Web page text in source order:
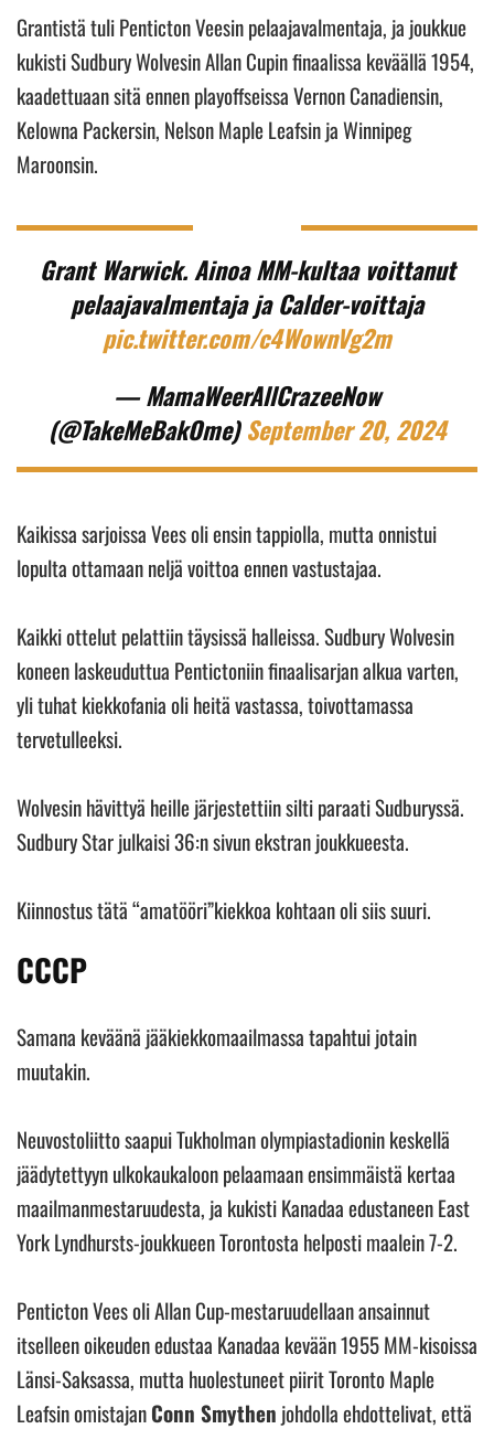
Grantistä tuli Penticton Veesin pelaajavalmentaja, ja joukkue
kukisti Sudbury Wolvesin Allan Cupin finaalissa keväällä 1954,
kaadettuaan sitä ennen playoffseissa Vernon Canadiensin,
Kelowna Packersin, Nelson Maple Leafsin ja Winnipeg
Maroonsin.
Grant Warwick. Ainoa MM-kultaa voittanut
pelaajavalmentaja ja Calder-voittaja
pic.twitter.com/c4WownVg2m
— MamaWeerAllCrazeeNow
(@TakeMeBakOme)September 20, 2024
Kaikissa sarjoissa Vees oli ensin tappiolla, mutta onnistui
lopulta ottamaan neljä voittoa ennen vastustajaa.
Kaikki ottelut pelattiin täysissä halleissa. Sudbury Wolvesin
koneen laskeuduttua Pentictoniin finaalisarjan alkua varten,
yli tuhat kiekkofania oli heitä vastassa, toivottamassa
tervetulleeksi.
Wolvesin hävittyä heille järjestettiin silti paraati Sudburyssä.
Sudbury Star julkaisi 36:n sivun ekstran joukkueesta.
Kiinnostus tätä “amatööri”kiekkoa kohtaan oli siis suuri.
CCCP
Samana keväänä jääkiekkomaailmassa tapahtui jotain
muutakin.
Neuvostoliitto saapui Tukholman olympiastadionin keskellä
jäädytettyyn ulkokaukaloon pelaamaan ensimmäistä kertaa
maailmanmestaruudesta, ja kukisti Kanadaa edustaneen East
York Lyndhursts-joukkueen Torontosta helposti maalein 7-2.
Penticton Vees oli Allan Cup-mestaruudellaan ansainnut
itselleen oikeuden edustaa Kanadaa kevään 1955 MM-kisoissa
Länsi-Saksassa, mutta huolestuneet piirit Toronto Maple
Leafsin omistajanConn Smythen johdolla ehdottelivat, että